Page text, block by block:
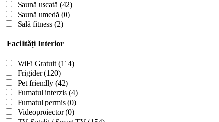
Saună uscată (42)
Saună umedă (0)
Sală fitness (2)
Facilități Interior
WiFi Gratuit (114)
Frigider(120)
Pet friendly (42)
Fumatul interzis (4)
Fumatul permis (0)
Videoproiector(0)